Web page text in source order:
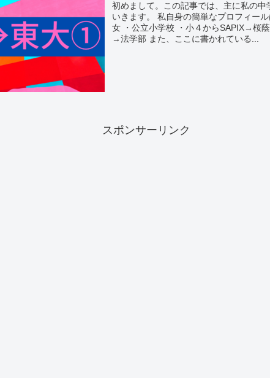
初めまして。この記事では、主に私の中
いきます。 私自身の簡単なプロフィー
女 ・公立小学校 ・小４からSAPIX→桜
→法学部 また、ここに書かれている...
スポンサーリンク